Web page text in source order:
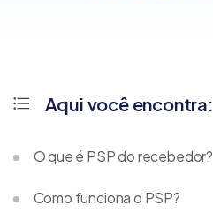
Aqui você encontra:
O que é PSP do recebedor?
Como funciona o PSP?